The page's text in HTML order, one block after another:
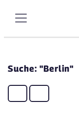
Suche: "Berlin"